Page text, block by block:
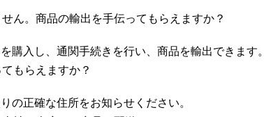
ん。商品の輸出を手伝ってもらえますか？
購入し、通関手続きを行い、商品を輸出できます。
もらえますか？
の正確な住所をお知らせください。